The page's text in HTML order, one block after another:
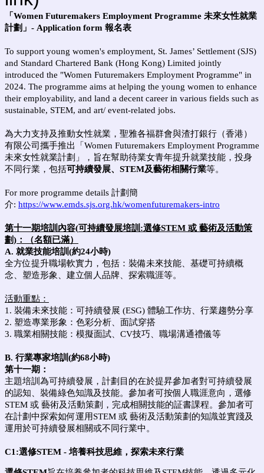
「Women Futuremakers Employment Programme 未來女性就業
計劃」- Application form 報名表
To support young women's employment, St. James’ Settlement (SJS)
and Standard Chartered Bank (Hong Kong) Limited jointly
introduced the "Women Futuremakers Employment Programme" in
2024. The programme aims at helping the young women to enhance
their employability, and land a decent career in various fields such as
sustainable, STEM, and art/ event-related jobs.
為大力支持及推動女性就業，聖雅各福群會與渣打銀行（香港）
有限公司攜手推出「Women Futuremakers Employment Programme
未來女性就業計劃」，旨在幫助待業女青年提升就業技能，投身
不同行業，包括可持續發展、STEM及藝術相關行業等。
For more programme details 計劃簡
介: https://www.emds.sjs.org.hk/womenfuturemakers-intro
第十一期培訓內容(可持續發展培訓:選修STEM 或 藝術及活動策
劃) ：（名額已滿）
A. 就業技能培訓(約24小時)
全方位提升職場軟實力，包括：裝備未來技能、基礎可持續概
念、塑造形象、建立個人品牌、探索職涯等。
活動重點 ：
1. 裝備未來技能：可持續發展 (ESG) 體驗工作坊、行業趨勢分享
2. 塑造專業形象：色彩分析、面試穿搭
3. 職業相關技能：模擬面試、CV技巧、職場溝通禮儀等
B. 行業專家培訓(約68小時)
第十一期：
主題培訓為可持續發展，計劃目的在於提昇參加者對可持續發展
的認知、裝備綠色知識及技能。參加者可按個人職涯意向，選修
STEM 或 藝術及活動策劃，完成相關技能的証書課程。參加者可
在計劃中探索如何運用STEM 或 藝術及活動策劃的知識並實踐及
運用於可持續發展相關或不同行業中。
C1:選修STEM -培養科技思維 ， 探索未來行業